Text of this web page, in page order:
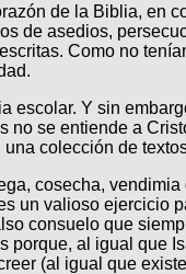
de la Biblia, en
de asedios,
Como no
escolar. Y sin
se entiende a
colección de
cosecha,
un valioso ejercicio
consuelo que
porque, al igual que
(al igual que